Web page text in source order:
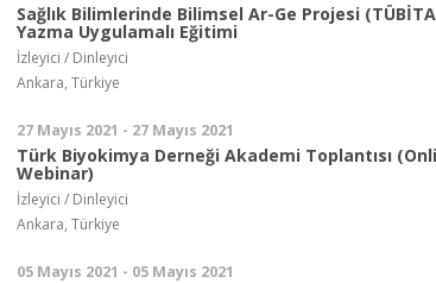
Sağlık Bilimlerinde Bilimsel Ar-Ge Projesi
Yazma Uygulamalı Eğitimi
İzleyici / Dinleyici
Ankara, Türkiye
27 Mayıs 2021 - 27 Mayıs 2021
Türk Biyokimya Derneği Akademi Toplantısı
Webinar)
İzleyici / Dinleyici
Ankara, Türkiye
05 Mayıs 2021 - 05 Mayıs 2021